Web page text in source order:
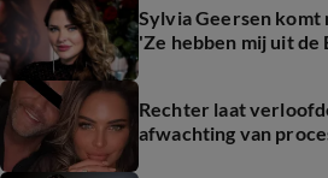
Sylvia Geersen komt
'Ze hebben mij uit de
Rechter laat
afwachting van